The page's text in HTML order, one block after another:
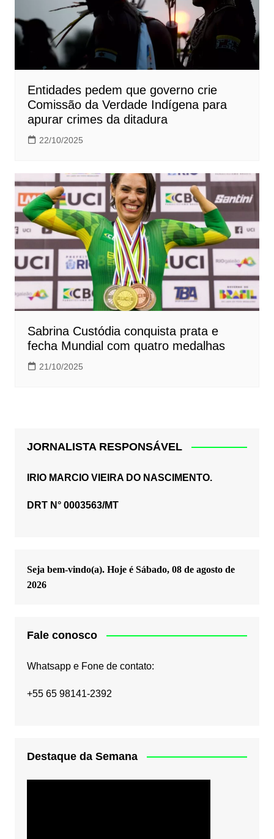
Entidades pedem que governo crie
Comissão da Verdade Indígena para
apurar crimes da ditadura
22/10/2025
Sabrina Custódia conquista prata e
fecha Mundial com quatro medalhas
21/10/2025
JORNALISTA RESPONSÁVEL
IRIO MARCIO VIEIRA DO NASCIMENTO.
DRT N° 0003563/MT
Seja bem-vindo(a). Hoje é Sábado, 08 de agosto de
2026
Fale conosco
Whatsapp e Fone de contato:
+55 65 98141-2392
Destaque da Semana